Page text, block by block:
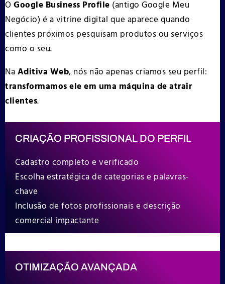
O Google Business Profile (antigo Google Meu
Negócio) é a vitrine digital que aparece quando
clientes próximos pesquisam produtos ou serviços
como o seu.
NaAditiva Web, nós não apenas criamos seu perfil:
transformamos ele em uma máquina de atrair
clientes.
CRIAÇÃO PROFISSIONAL DO PERFIL
Cadastro completo e verificado
Escolha estratégica de categorias e palavras-
chave
Inclusão de fotos profissionais e descrição
comercial impactante
OTIMIZAÇÃO AVANÇADA